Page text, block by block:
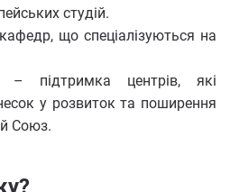
студій.
що спеціалізуються на
– підтримка центрів, які
у розвиток та поширення
Союз.